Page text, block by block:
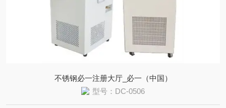
不锈钢必一注册大厅_必一（中国）
型号：DC-0506